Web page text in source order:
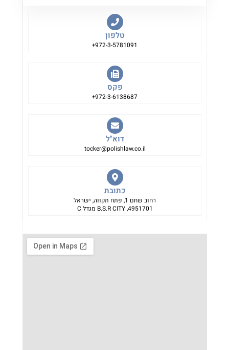
טלפון
972-3-5781091+
פקס
972-3-6138687+
דוא"ל
tocker@polishlaw.co.il
כתובת
רחוב שחם 1, פתח תקווה, ישראל
4951701, B.S.R CITY מגדל C